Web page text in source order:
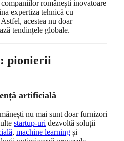
românești inovatoare
expertiza tehnică cu
acestea nu doar
tendințele globale.
pionierii
artificială
nu mai sunt doar furnizori
startup-uri dezvoltă soluții
, machine learning și